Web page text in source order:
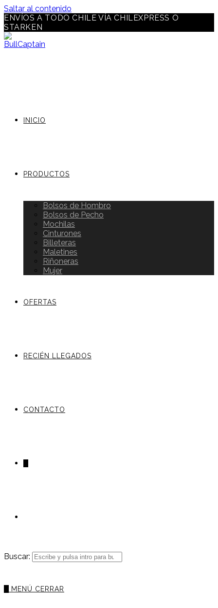
Saltar al contenido
ENVÍOS A TODO CHILE VÍA CHILEXPRESS O
STARKEN
INICIO
PRODUCTOS
Bolsos de Hombro
Bolsos de Pecho
Mochilas
Cinturones
Billeteras
Maletines
Riñoneras
Mujer
OFERTAS
RECIÉN LLEGADOS
CONTACTO
Buscar:
MENÚ CERRAR